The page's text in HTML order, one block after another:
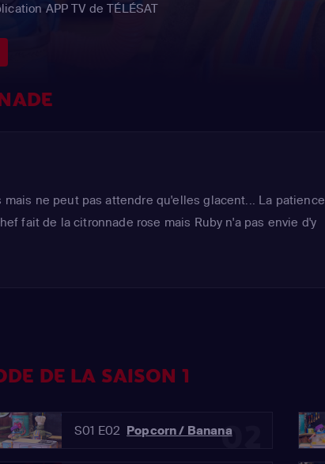
APP TV de TÉLÉSAT
ne peut pas attendre qu'elles glacent... La patience
fait de la citronnade rose mais Ruby n'a pas envie d'y
DE LA SAISON 1
02
S01 E02 Popcorn / Banana